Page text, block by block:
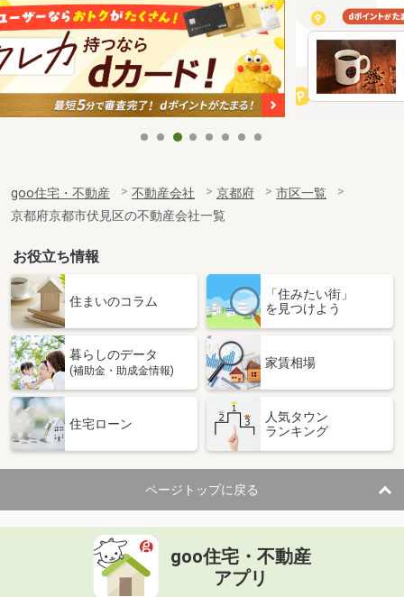
goo住宅・不動産 不動産会社 京都府
市区一覧
京都府京都市伏見区の不動産会社一覧
お役立ち情報
住まいのコラム
「住みたい街」
を見つけよう
暮らしのデータ
(補助金・助成金情報)
家賃相場
住宅ローン
人気タウン
ランキング
ページトップに戻る
goo住宅・不動産
アプリ